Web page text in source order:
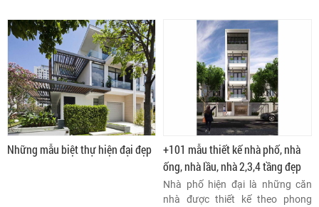
Những mẫu biệt thự hiện đại đẹp
+101 mẫu thiết kế nhà phố, nhà
ống, nhà lầu, nhà 2,3,4 tầng đẹp
Nhà phố hiện đại là những căn
nhà được thiết kế theo phong